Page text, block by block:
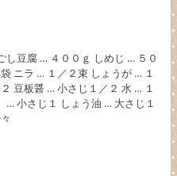
し豆腐 … ４００ｇ しめじ … ５０
ニラ … １／２束 しょうが … １
豆板醤 … 小さじ１／２ 水 … １
… 小さじ１ しょう油 … 大さじ１